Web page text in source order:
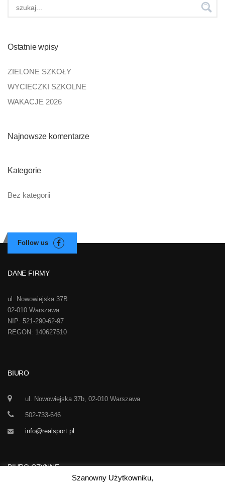
Ostatnie wpisy
ZIELONE SZKOŁY
WYCIECZKI SZKOLNE
WAKACJE 2026
Najnowsze komentarze
Kategorie
Bez kategorii
DANE FIRMY
ul. Nowowiejska 37B
02-010 Warszawa
NIP: 521-290-62-97
REGON: 140627510
BIURO
ul. Nowowiejska 37b, 02-010 Warszawa
502-733-646
info@realsport.pl
BIURO CZYNNE
Szanowny Użytkowniku,